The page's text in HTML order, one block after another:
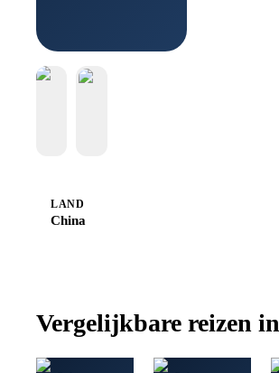
LAND
China
Vergelijkbare reizen in